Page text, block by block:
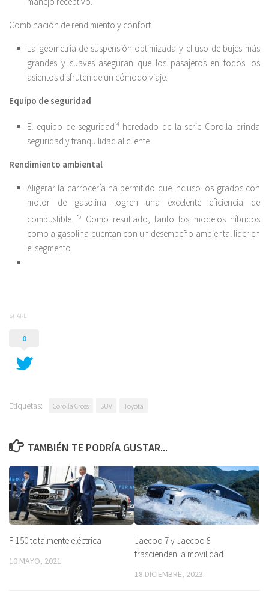
Combinación de rendimiento y confort
La geometría de suspensión optimizada y el uso de bujes más
grandes y suaves aseguran que los pasajeros en todos los
asientos disfruten de un cómodo viaje.
Equipo de seguridad
El equipo de seguridad*4heredado de la serie Corolla brinda
seguridad y tranquilidad al cliente
Rendimiento ambiental
Aligerar la carrocería ha permitido que incluso los grados con
motor de gasolina logren una excelente eficiencia de
combustible.
*5
Como resultado, tanto los modelos híbridos
como a gasolina cuentan con un desempeño ambiental líder en
el segmento.
SHARE
0
Etiquetas: Corolla Cross SUV Toyota
TAMBIÉN TE PODRÍA GUSTAR...
F-150 totalmente eléctrica
10 MAYO, 2021
Jaecoo 7 y Jaecoo 8
trascienden la movilidad
18 DICIEMBRE, 2023